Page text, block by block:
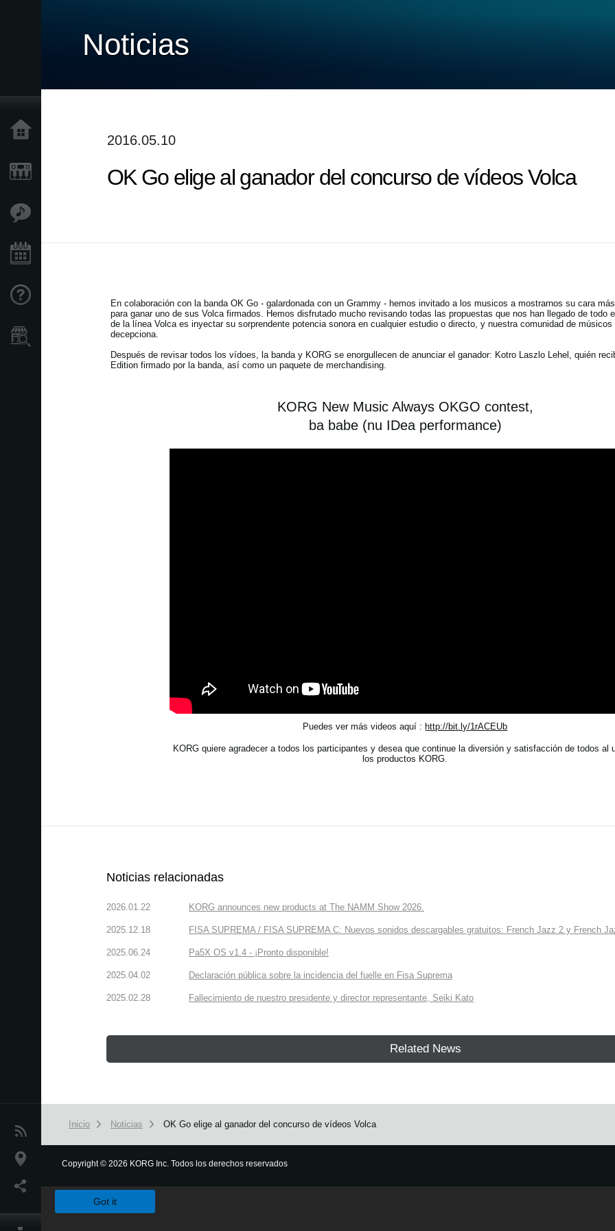
Noticias
Ubicación
Noticias
2016.05.10
OK Go elige al ganador del concurso de vídeos Volca
En colaboración con la banda OK Go - galardonada con un Grammy - hemos invitado a los musicos a mostrarnos su cara
para ganar uno de sus Volca firmados. Hemos disfrutado mucho revisando todas las propuestas que nos han llegado de todo
de la línea Volca es inyectar su sorprendente potencia sonora en cualquier estudio o directo, y nuestra comunidad de
decepciona.
Después de revisar todos los vídoes, la banda y KORG se enorgullecen de anunciar el ganador: Kotro Laszlo Lehel, quién
Edition firmado por la banda, así como un paquete de merchandising.
KORG New Music Always OKGO contest,
ba babe (nu IDea performance)
Puedes ver más videos aquí : http://bit.ly/1rACEUb
KORG quiere agradecer a todos los participantes y desea que continue la diversión y satisfacción de todos al
los productos KORG.
Noticias relacionadas
2026.01.22 KORG announces new products at The NAMM Show 2026.
2025.12.18 FISA SUPREMA / FISA SUPREMA C: Nuevos sonidos descargables gratuitos: French Jazz 2 y French
2025.06.24 Pa5X OS v1.4 - ¡Pronto disponible!
2025.04.02 Declaración pública sobre la incidencia del fuelle en Fisa Suprema
2025.02.28 Fallecimiento de nuestro presidente y director representante, Seiki Kato
Related News
Inicio Noticias OK Go elige al ganador del concurso de vídeos Volca
Copyright© 2026 KORG Inc. Todos los derechos reservados
Got it